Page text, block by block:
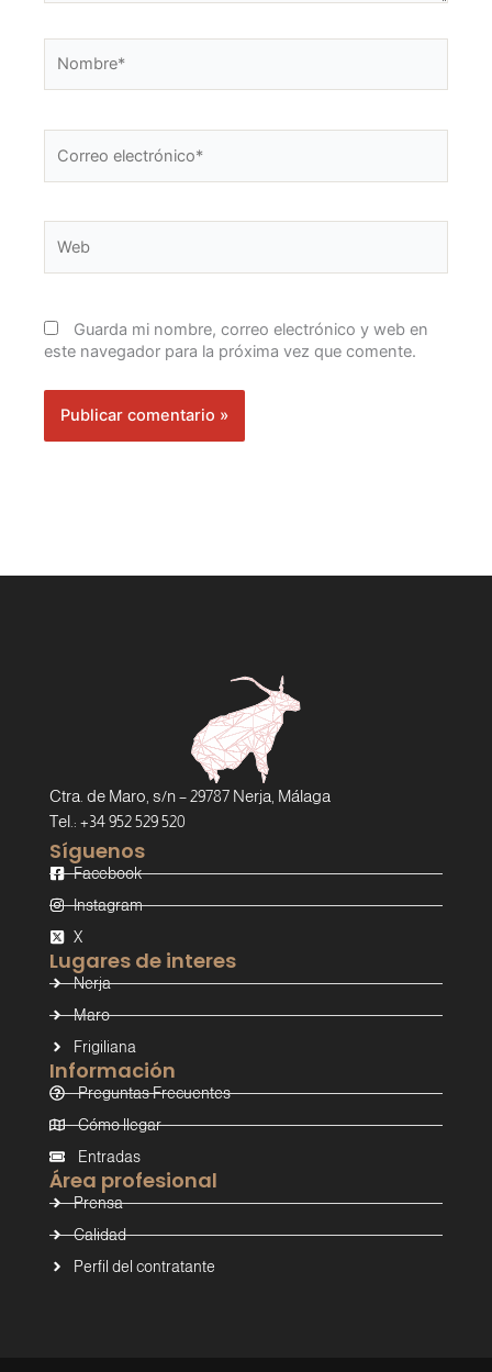
electrónico*
Guarda mi nombre, correo electrónico y web en
este navegador para la próxima vez que comente.
Ctra. de Maro, s/n – 29787 Nerja, Málaga
Tel.: +34 952 529 520
Área profesional
Prensa
Calidad
Perfil del contratante
Información
Preguntas Frecuentes
Cómo llegar
Entradas
Lugares de interes
Nerja
Maro
Frigiliana
Síguenos
Facebook
Instagram
X